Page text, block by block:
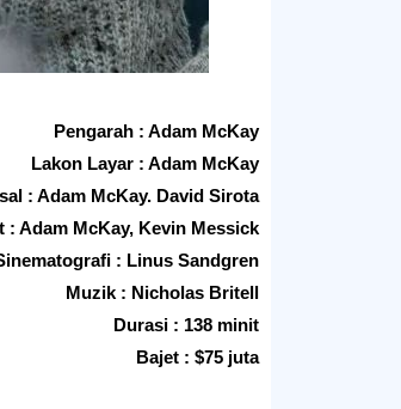
Pengarah : Adam McKay
Lakon Layar : Adam McKay
: Adam McKay. David Sirota
: Adam McKay, Kevin Messick
: Linus Sandgren
Muzik : Nicholas Britell
Durasi : 138 minit
Bajet : $75 juta